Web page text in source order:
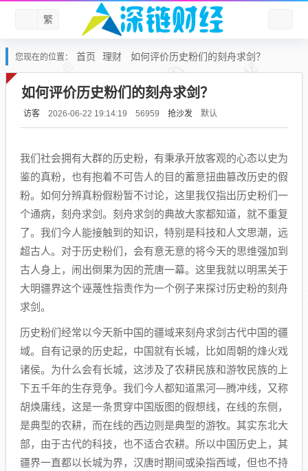
繁
您现在的位置： 首页 理财 如何评价历史粉们的刻舟求剑？
如何评价历史粉们的刻舟求剑？
访客 2026-06-22 19:14:19 56959 抢沙发 默认
我们社会拥有大群的历史粉，有秉承开放客观的心态以史为
鉴的真粉，也有抱着不可告人的目的蓄意扭曲篡改历史的假
粉。如何分辨真粉假粉暂不讨论，这里我仅指出历史粉们一
个通病，刻舟求剑。刻舟求剑的典故大家都知道，就不重复
了。我们今人能接触到的知识，特别是科技和人文思潮，远
超古人。对于历史粉们，会有意无意的将今天的思维强加到
古人身上，闹出倒果为因的荒唐一幕。这里我就以明黑关于
大明疆界这个诬蔑性指责作为一个例子来探讨历史粉的刻舟
求剑。
​历史粉们经常以今天新中国的疆域来刻舟求剑古代中国的疆
域。自有记录的历史起，中国就有长城，比如周朝的烽火戏
诸侯。为什么会有长城，这涉及了农耕民族和游牧民族的上
下五千年的生存竞争。我们今人都知道黑河—腾冲线，又称
胡焕庸线，这是一条贯穿中国版图的假想线，在线的东侧，
是典型的农耕，而在线的西边则是典型的游牧。其实东北大
部，由于古代的科技，也不适合农耕。所以中国历史上，其
疆界一直都以长城为界，汉唐时期间或染指西域，但也不持